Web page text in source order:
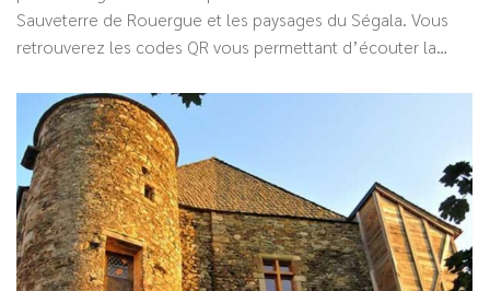
Sauveterre de Rouergue et les paysages du Ségala. Vous
retrouverez les codes QR vous permettant d’écouter la…